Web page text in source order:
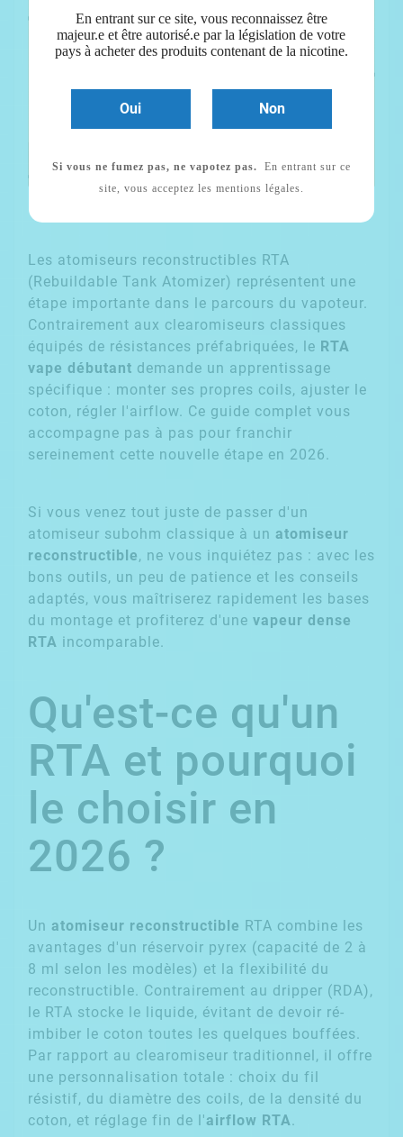
En entrant sur ce site, vous reconnaissez être
majeur.e et être autorisé.e par la législation de votre
pays à acheter des produits contenant de la nicotine.
Oui Non
Si vous ne fumez pas, ne vapotez pas. En entrant sur ce
site, vous acceptez les mentions légales.
Les atomiseurs reconstructibles RTA
(Rebuildable Tank Atomizer) représentent une
étape importante dans le parcours du vapoteur.
Contrairement aux clearomiseurs classiques
équipés de résistances préfabriquées, le RTA
vape débutant demande un apprentissage
spécifique : monter ses propres coils, ajuster le
coton, régler l'airflow. Ce guide complet vous
accompagne pas à pas pour franchir
sereinement cette nouvelle étape en 2026.
Si vous venez tout juste de passer d'un
atomiseur subohm classique à un atomiseur
reconstructible, ne vous inquiétez pas : avec les
bons outils, un peu de patience et les conseils
adaptés, vous maîtriserez rapidement les bases
du montage et profiterez d'une vapeur dense
RTA incomparable.
Qu'est-ce qu'un
RTA et pourquoi
le choisir en
2026 ?
Un atomiseur reconstructible RTA combine les
avantages d'un réservoir pyrex (capacité de 2 à
8 ml selon les modèles) et la flexibilité du
reconstructible. Contrairement au dripper (RDA),
le RTA stocke le liquide, évitant de devoir ré-
imbiber le coton toutes les quelques bouffées.
Par rapport au clearomiseur traditionnel, il offre
une personnalisation totale : choix du fil
résistif, du diamètre des coils, de la densité du
coton, et réglage fin de l'airflow RTA.